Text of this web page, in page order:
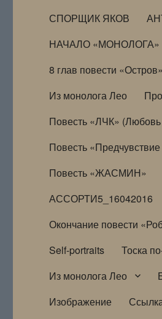
СПОРЩИК ЯКОВ
НАЧАЛО «МОНОЛОГА»
8 глав повести
Из монолога Лео
Повесть «ЛЧК»
Повесть
Повесть «ЖАСМИН»
АССОРТИ5_16042016
Окончание повести
Self-portraits
Тоска
Из монолога Лео
Изображение